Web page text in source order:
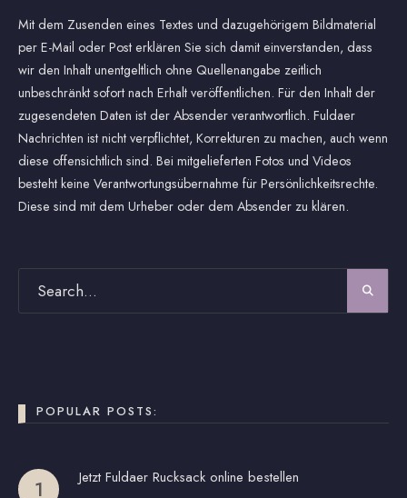
Mit dem Zusenden eines Textes und dazugehörigem Bildmaterial
per E-Mail oder Post erklären Sie sich damit einverstanden, dass
wir den Inhalt unentgeltlich ohne Quellenangabe zeitlich
unbeschränkt sofort nach Erhalt veröffentlichen. Für den Inhalt der
zugesendeten Daten ist der Absender verantwortlich. Fuldaer
Nachrichten ist nicht verpflichtet, Korrekturen zu machen, auch wenn
diese offensichtlich sind. Bei mitgelieferten Fotos und Videos
besteht keine Verantwortungsübernahme für Persönlichkeitsrechte.
Diese sind mit dem Urheber oder dem Absender zu klären.
POPULAR POSTS:
Jetzt Fuldaer Rucksack online bestellen